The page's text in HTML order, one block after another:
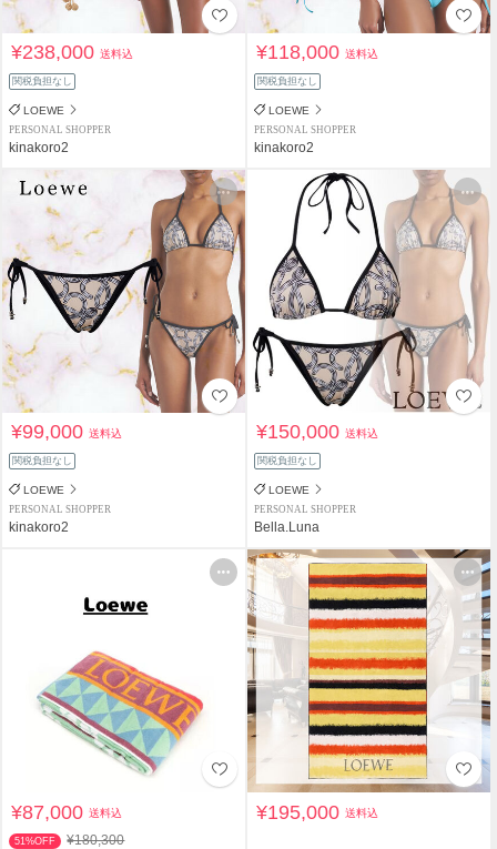
¥238,000送料込
関税負担なし
LOEWE
PERSONAL SHOPPER
kinakoro2
¥118,000送料込
関税負担なし
LOEWE
PERSONAL SHOPPER
kinakoro2
¥99,000送料込
関税負担なし
LOEWE
PERSONAL SHOPPER
kinakoro2
¥150,000送料込
関税負担なし
LOEWE
PERSONAL SHOPPER
Bella.Luna
¥87,000送料込
51%OFF ¥180,300
¥195,000送料込